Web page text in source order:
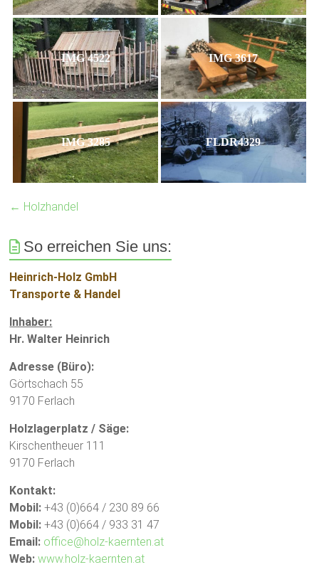
IMG 4522 IMG 3617
IMG 3285 FLDR4329
← Holzhandel
So erreichen Sie uns:
Heinrich-Holz GmbH
Transporte & Handel
Inhaber:
Hr. Walter Heinrich
Adresse (Büro):
Görtschach 55
9170 Ferlach
Holzlagerplatz / Säge:
Kirschentheuer 111
9170 Ferlach
Kontakt:
Mobil:+43 (0)664 / 230 89 66
Mobil:+43 (0)664 / 933 31 47
Email: office@holz-kaernten.at
Web: www.holz-kaernten.at